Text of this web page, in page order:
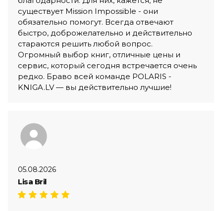
существует Mission Impossible - они
обязательно помогут. Всегда отвечают
быстро, доброжелательно и действительно
стараются решить любой вопрос.
Огромный выбор книг, отличные цены и
сервис, который сегодня встречается очень
редко. Браво всей команде POLARIS -
KNIGA.LV — вы действительно лучшие!
05.08.2026
Lisa Bril